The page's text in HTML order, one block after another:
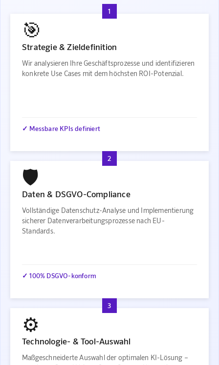
1
🎯
Strategie & Zieldefinition
Wir analysieren Ihre Geschäftsprozesse und identifizieren
konkrete Use Cases mit dem höchsten ROI-Potenzial.
✓ Messbare KPIs definiert
2
🛡️
Daten & DSGVO-Compliance
Vollständige Datenschutz-Analyse und Implementierung
sicherer Datenverarbeitungsprozesse nach EU-
Standards.
✓ 100% DSGVO-konform
3
⚙️
Technologie- & Tool-Auswahl
Maßgeschneiderte Auswahl der optimalen KI-Lösung –